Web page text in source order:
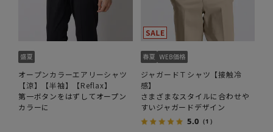
オープンカラーエアリーシャツ
【涼】【半袖】【Reflax】
第一ボタンをはずしてオープン
カラーに
ジャガードＴシャツ【接触冷
感】
さまざまなスタイルに合わせや
すいジャガードデザイン
5.0 （1）